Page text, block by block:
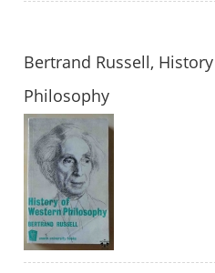
Bertrand Russell,
Philosophy